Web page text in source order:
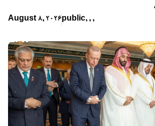
August 8, 2026 public, , ,